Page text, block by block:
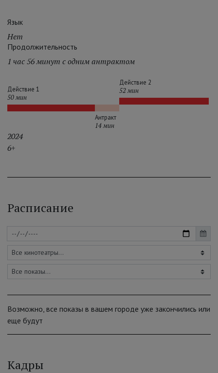
Язык
Нет
Продолжительность
1 час 56 минут с одним антрактом
Действие 1
50 мин
Антракт
14 мин
Действие 2
52 мин
2024
6+
Расписание
Возможно, все показы в вашем городе уже закончились или
еще будут
Кадры